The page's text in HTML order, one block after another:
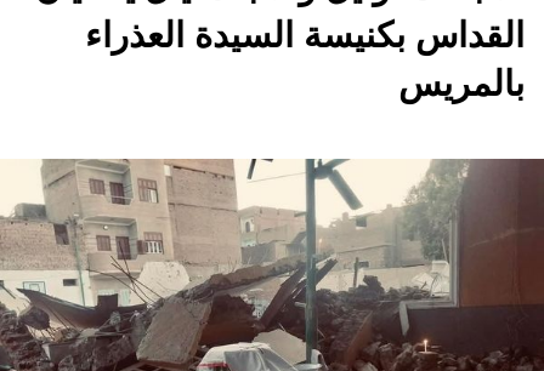
القداس بكنيسة السيدة العذراء
بالمريس